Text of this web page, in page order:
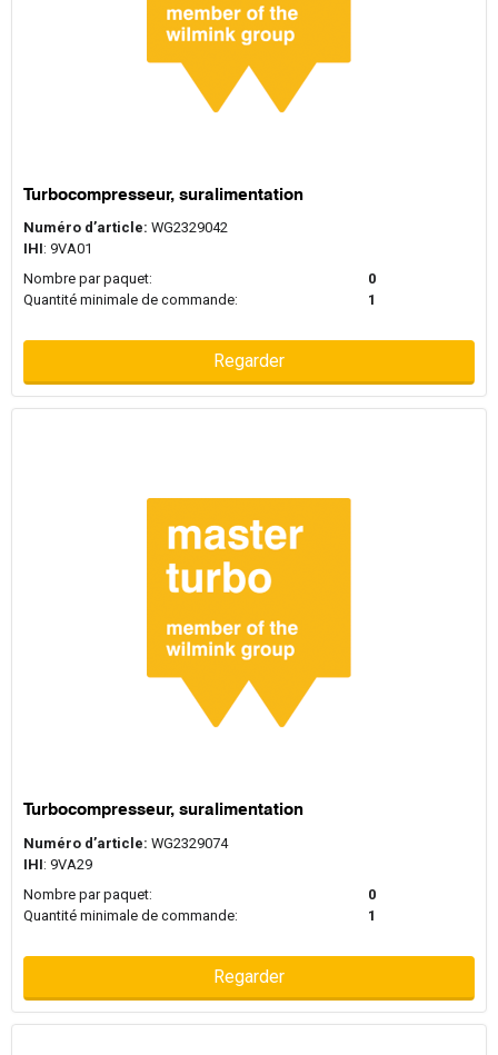
Turbocompresseur, suralimentation
Numéro d’article: WG2329042
IHI: 9VA01
Nombre par paquet:
0
Quantité minimale de commande:
1
Regarder
Turbocompresseur, suralimentation
Numéro d’article: WG2329074
IHI: 9VA29
Nombre par paquet:
0
Quantité minimale de commande:
1
Regarder